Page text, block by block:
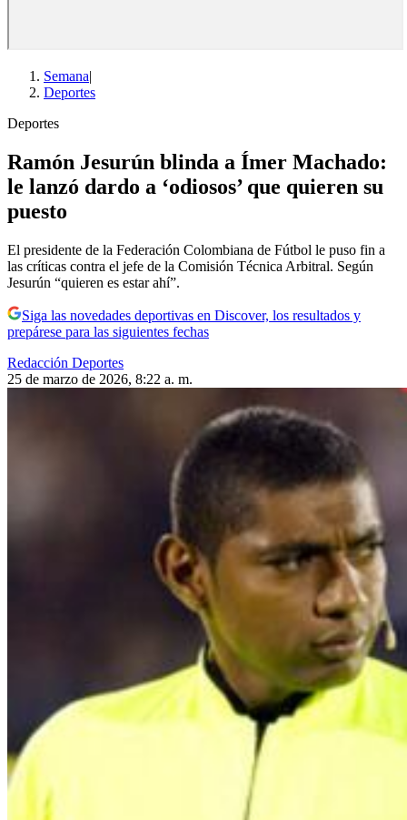
Semana|
Deportes
Deportes
Ramón Jesurún blinda a Ímer Machado:
le lanzó dardo a ‘odiosos’ que quieren su
puesto
El presidente de la Federación Colombiana de Fútbol le puso fin a
las críticas contra el jefe de la Comisión Técnica Arbitral. Según
Jesurún “quieren es estar ahí”.
Siga las novedades deportivas en Discover, los resultados y
prepárese para las siguientes fechas
Redacción Deportes
25 de marzo de 2026, 8:22 a. m.